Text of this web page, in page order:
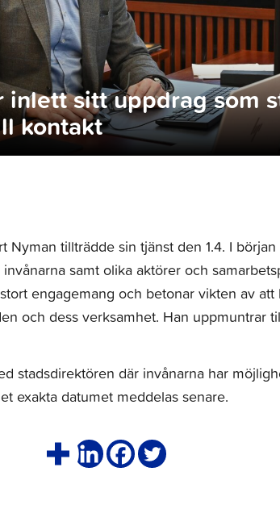
inlett sitt uppdrag som
kontakt
Nyman tillträdde sin tjänst den 1.4. I
samt olika aktörer och
engagemang och betonar vikten av att
och dess verksamhet. Han uppmuntrar
stadsdirektören där invånarna har
exakta datumet meddelas senare.